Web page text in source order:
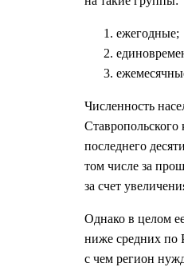
ежегодные;
Численность
Ставропольского
последнего
том числе за
за счет
Однако в целом
ниже средних по
с чем регион